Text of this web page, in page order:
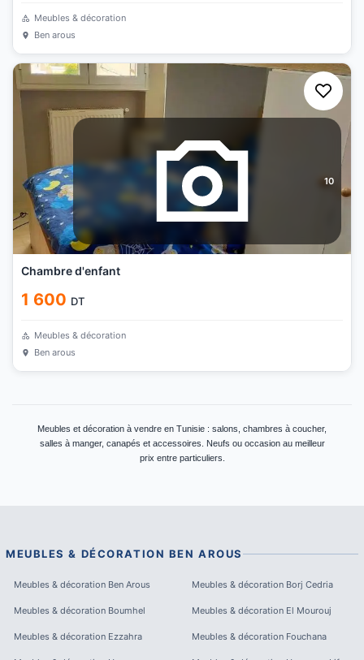
Meubles & décoration
Ben arous
10
Chambre d'enfant
1 600 DT
Meubles & décoration
Ben arous
Meubles et décoration à vendre en Tunisie : salons, chambres à coucher,
salles à manger, canapés et accessoires. Neufs ou occasion au meilleur
prix entre particuliers.
MEUBLES & DÉCORATION BEN AROUS
Meubles & décoration Ben Arous Meubles & décoration Borj Cedria
Meubles & décoration Boumhel Meubles & décoration El Mourouj
Meubles & décoration Ezzahra Meubles & décoration Fouchana